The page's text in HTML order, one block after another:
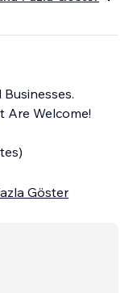
Are Welcome!
Göster